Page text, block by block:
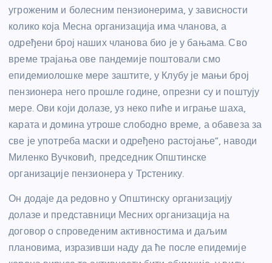
угроженим и болесним пензионерима, у зависности
колико која Месна организација има чланова, а
одређени број наших чланова био је у бањама. Сво
време трајања ове пандемије поштовали смо
епидемиолошке мере заштите, у Клубу је мањи број
пензионера него прошле године, опрезни су и поштују
мере. Ови који долазе, уз неко пиће и играње шаха,
карата и домина утроше слободно време, а обавеза за
све је употреба маски и одређено растојање”, наводи
Миленко Вучковић, председник Општинске
организације пензионера у Трстенику.
Он додаје да редовно у Општинску организацију
долазе и представници Месних организација на
договор о спроведеним активностима и даљим
плановима, изразивши наду да ће после епидемије